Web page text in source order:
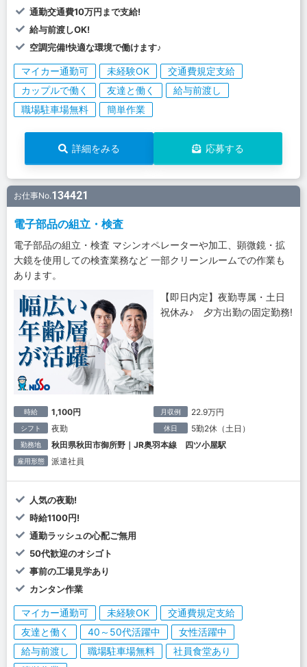
通勤交通費10万円まで支給!
給与前渡しOK!
空調完備!快適な環境で働けます♪
マイカー通勤可 未経験OK
交通費規定支給
カップルで働く
友達と働く
給与前渡し
職場駐車場無料
簡単作業
詳細をみる 応募する
お仕事No.134421
電子部品の組立・検査
電子部品の組立・検査 マシンオペレーターや加工、顕微鏡・拡
大鏡を使用しての検査業務など 一部クリーンルームでの作業も
あります。
【即日内定】夜勤専属・土日
祝休み♪ 夕方出勤の固定勤務!
時給 1,100円 月収例 22.9万円
シフト 夜勤 休日 5勤2休（土日）
勤務地 秋田県秋田市御所野｜JR奥羽本線 四ツ小屋駅
雇用形態 派遣社員
人気の夜勤!
時給1100円!
通勤ラッシュの心配ご無用
50代歓迎のオシゴト
事前の工場見学あり
カンタン作業
マイカー通勤可 未経験OK
交通費規定支給
友達と働く
40～50代活躍中
女性活躍中
給与前渡し
職場駐車場無料
社員食堂あり